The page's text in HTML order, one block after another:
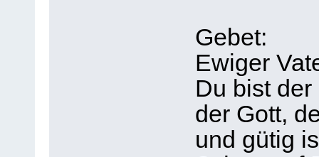
Gebet:
Ewiger
Du bist
der Gott,
und gütig